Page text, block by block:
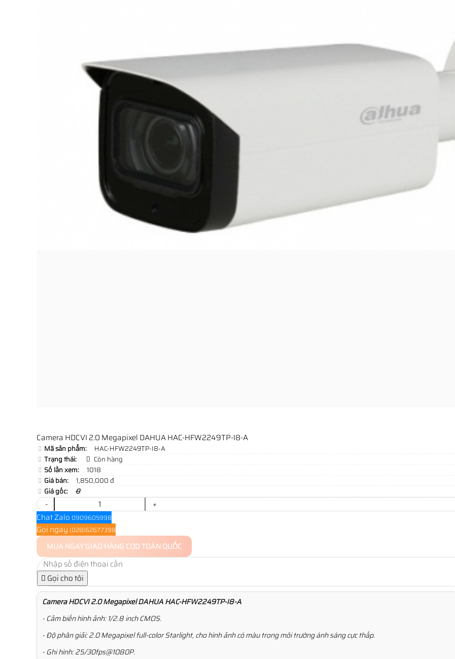
Camera HDCVI 2.0 Megapixel DAHUA HAC-HFW2249TP-I8-A
Mã sản phẩm:
HAC-HFW2249TP-I8-A
Trạng thái:
Còn hàng
Số lần xem:
1018
Giá bán:
1,850,000 đ
Giá gốc:
0
-
+
Chat Zalo 0909605998
Gọi ngay (028)62677398
MUA NGAYGIAO HÀNG COD TOÀN QUỐC
Gọi cho tôi
Camera HDCVI 2.0 Megapixel DAHUA HAC-HFW2249TP-I8-A
- Cảm biến hình ảnh: 1/2.8 inch CMOS.
- Độ phân giải: 2.0 Megapixel full-color Starlight, cho hình ảnh có màu trong môi trường ánh sáng cực thấp.
- Ghi hình: 25/30fps@1080P.